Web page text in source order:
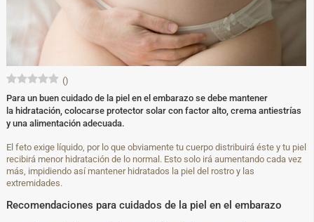
()
Para un buen cuidado de la piel en el embarazo se debe mantener
la hidratación, colocarse protector solar con factor alto, crema antiestrías
y una alimentación adecuada.
El feto exige líquido, por lo que obviamente tu cuerpo distribuirá éste y tu piel
recibirá menor hidratación de lo normal. Esto solo irá aumentando cada vez
más, impidiendo así mantener hidratados la piel del rostro y las
extremidades.
Recomendaciones para cuidados de la piel en el embarazo